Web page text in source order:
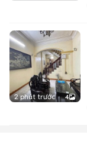
2 phút trước 4